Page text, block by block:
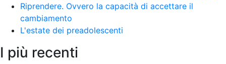
Riprendere. Ovvero la capacità di accettare il
cambiamento
L'estate dei preadolescenti
I più recenti